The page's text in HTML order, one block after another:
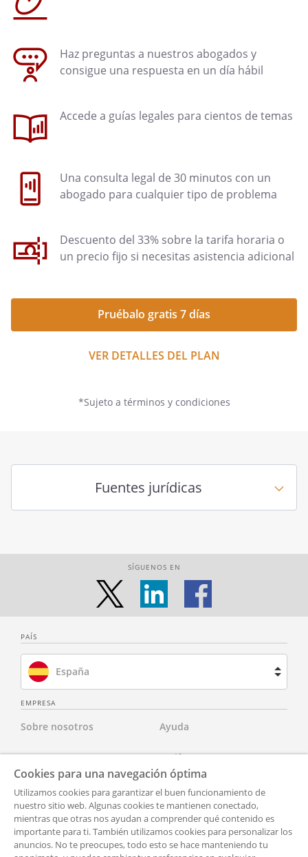
Haz preguntas a nuestros abogados y
consigue una respuesta en un día hábil
Accede a guías legales para cientos de temas
Una consulta legal de 30 minutos con un
abogado para cualquier tipo de problema
Descuento del 33% sobre la tarifa horaria o
un precio fijo si necesitas asistencia adicional
Pruébalo gratis 7 días
VER DETALLES DEL PLAN
*Sujeto a términos y condiciones
Fuentes jurídicas
SÍGUENOS EN
PAÍS
España
Francia
Reino Unido
Estados Unidos
EMPRESA
Sobre nosotros
Contacta con nosotros
Para abogados
Para socios
Para Prensa
Ayuda
Tarifas
Aviso Legal
Política de Privacidad
Accesibilidad
Cookies para una navegación óptima
Utilizamos cookies para garantizar el buen funcionamiento de
nuestro sitio web. Algunas cookies te mantienen conectado,
mientras que otras nos ayudan a comprender qué contenido es
importante para ti. También utilizamos cookies para personalizar los
anuncios. No te preocupes, todo esto se hace manteniendo tu